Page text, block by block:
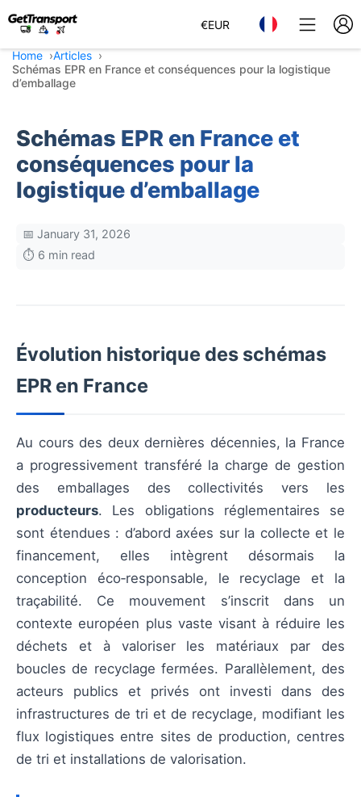
€EUR
Home
Articles
Schémas EPR en France et conséquences pour la logistique
d’emballage
Schémas EPR en France et
conséquences pour la
logistique d’emballage
📅 January 31, 2026
⏱️ 6 min read
Évolution historique des schémas
EPR en France
Au cours des deux dernières décennies, la France
a progressivement transféré la charge de gestion
des emballages des collectivités vers les
producteurs. Les obligations réglementaires se
sont étendues : d’abord axées sur la collecte et le
financement, elles intègrent désormais la
conception éco‑responsable, le recyclage et la
traçabilité. Ce mouvement s’inscrit dans un
contexte européen plus vaste visant à réduire les
déchets et à valoriser les matériaux par des
boucles de recyclage fermées. Parallèlement, des
acteurs publics et privés ont investi dans des
infrastructures de tri et de recyclage, modifiant les
flux logistiques entre sites de production, centres
de tri et installations de valorisation.